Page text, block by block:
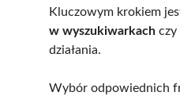
Kluczowym krokiem
w wyszukiwarkach czy
działania.
Wybór odpowiednich